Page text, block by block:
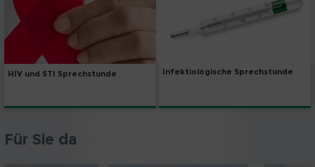
HIV und STI Sprechstunde Infektiologische Sprechstunde
Für Sie da